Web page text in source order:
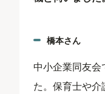
橋本さん
中小企業同友
た。保育士や介